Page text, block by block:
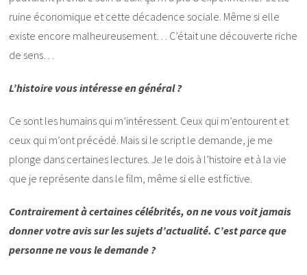
ruine économique et cette décadence sociale. Même si elle
existe encore malheureusement… C’était une découverte riche
de sens…
L’histoire vous intéresse en général ?
Ce sont les humains qui m’intéressent. Ceux qui m’entourent et
ceux qui m’ont précédé. Mais si le script le demande, je me
plonge dans certaines lectures. Je le dois à l’histoire et à la vie
que je représente dans le film, même si elle est fictive.
Contrairement à certaines célébrités, on ne vous voit jamais
donner votre avis sur les sujets d’actualité. C’est parce que
personne ne vous le demande ?